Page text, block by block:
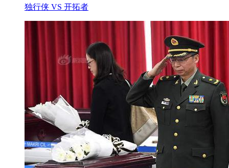
独行侠 VS 开拓者